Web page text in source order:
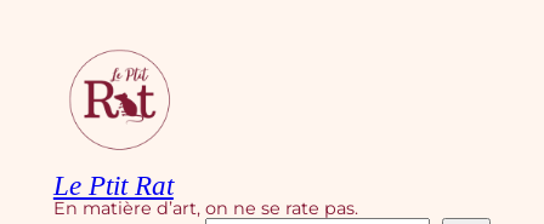
contenu
Le Ptit Rat
En matière d’art, on ne se rate pas.